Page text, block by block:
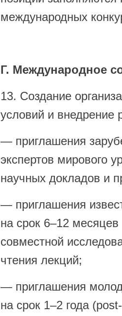
международных
Г. Международное
13. Создание
условий и внедрение
— приглашения
экспертов мирового
научных докладов и
— приглашения
на срок 6–12
совместной
чтения лекций;
— приглашения
на срок 1–2 года